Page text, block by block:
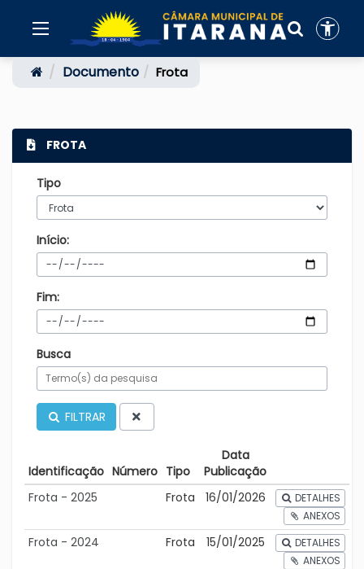
Documento Frota
FROTA
Tipo
Início:
Fim:
Busca
FILTRAR
Identificação Número Tipo
Data
Publicação
Frota - 2025
Frota 16/01/2026
DETALHES
ANEXOS
Frota - 2024 Frota 15/01/2025
DETALHES
ANEXOS